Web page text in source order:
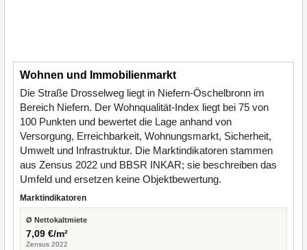
Wohnen und Immobilienmarkt
Die Straße Drosselweg liegt in Niefern-Öschelbronn im
Bereich Niefern. Der Wohnqualität-Index liegt bei 75 von
100 Punkten und bewertet die Lage anhand von
Versorgung, Erreichbarkeit, Wohnungsmarkt, Sicherheit,
Umwelt und Infrastruktur. Die Marktindikatoren stammen
aus Zensus 2022 und BBSR INKAR; sie beschreiben das
Umfeld und ersetzen keine Objektbewertung.
Marktindikatoren
Ø Nettokaltmiete
7,09 €/m²
Zensus 2022